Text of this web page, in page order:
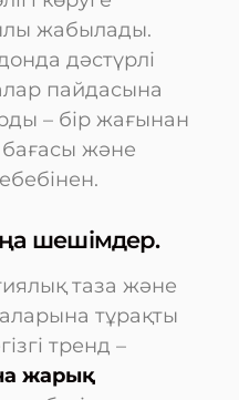
жабылады.
дәстүрлі
пайдасына
– бір жағынан
бағасы және
шешімдер.
таза және
тұрақты
тренд –
жарық